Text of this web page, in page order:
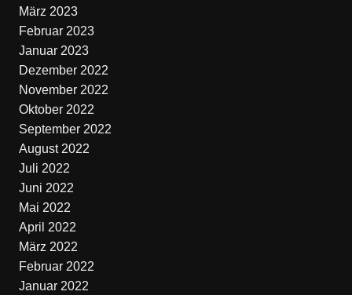
März 2023
Februar 2023
Januar 2023
Dezember 2022
November 2022
Oktober 2022
September 2022
August 2022
Juli 2022
Juni 2022
Mai 2022
April 2022
März 2022
Februar 2022
Januar 2022